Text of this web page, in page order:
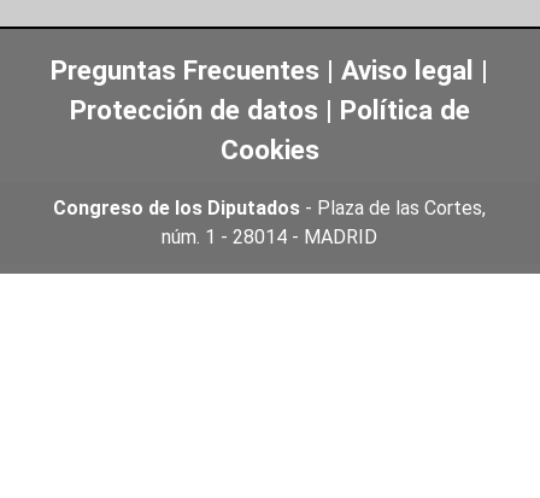
Preguntas Frecuentes | Aviso legal |
Protección de datos | Política de
Cookies
Congreso de los Diputados - Plaza de las Cortes,
núm. 1 - 28014 - MADRID